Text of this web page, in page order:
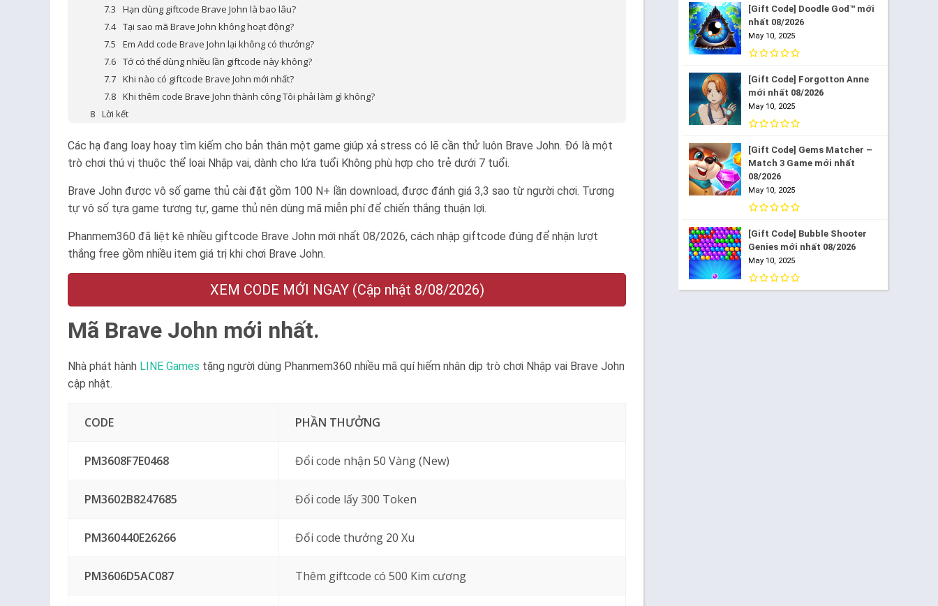
Hạn dùng giftcode Brave John là bao lâu?
Tại sao mã Brave John không hoạt động?
Em Add code Brave John lại không có thưởng?
Tớ có thể dùng nhiều lần giftcode này không?
Khi nào có giftcode Brave John mới nhất?
Khi thêm code Brave John thành công Tôi phải làm gì không?
Lời kết
Các hạ đang loay hoay tìm kiếm cho bản thân một game giúp xả stress có lẽ cần thử luôn Brave John. Đó là một
trò chơi thú vị thuộc thể loại Nhập vai, dành cho lứa tuổi Không phù hợp cho trẻ dưới 7 tuổi.
Brave John được vô số game thủ cài đặt gồm 100 N+ lần download, được đánh giá 3,3 sao từ người chơi. Tương
tự vô số tựa game tương tự, game thủ nên dùng mã miễn phí để chiến thắng thuận lợi.
Phanmem360 đã liệt kê nhiều giftcode Brave John mới nhất 08/2026, cách nhập giftcode đúng để nhận lượt
thắng free gồm nhiều item giá trị khi chơi Brave John.
XEM CODE MỚI NGAY (Cập nhật 8/08/2026)
Mã Brave John mới nhất.
Nhà phát hành LINE Games tặng người dùng Phanmem360 nhiều mã quí hiếm nhân dịp trò chơi Nhập vai Brave John
cập nhật.
CODE PHẦN THƯỞNG
PM3608F7E0468 Đổi code nhận 50 Vàng (New)
PM3602B8247685 Đổi code lấy 300 Token
PM360440E26266 Đổi code thưởng 20 Xu
PM3606D5AC087 Thêm giftcode có 500 Kim cương
[Gift Code] Doodle God™ mới
nhất 08/2026
May 10, 2025
[Gift Code] Forgotton Anne
mới nhất 08/2026
May 10, 2025
[Gift Code] Gems Matcher –
Match 3 Game mới nhất
08/2026
May 10, 2025
[Gift Code] Bubble Shooter
Genies mới nhất 08/2026
May 10, 2025